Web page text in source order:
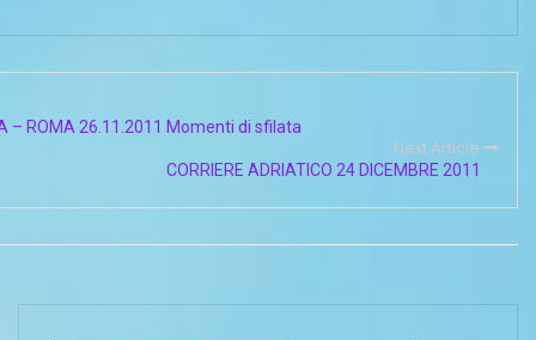
– ROMA 26.11.2011 Momenti di sfilata
Next Article
CORRIERE ADRIATICO 24 DICEMBRE 2011